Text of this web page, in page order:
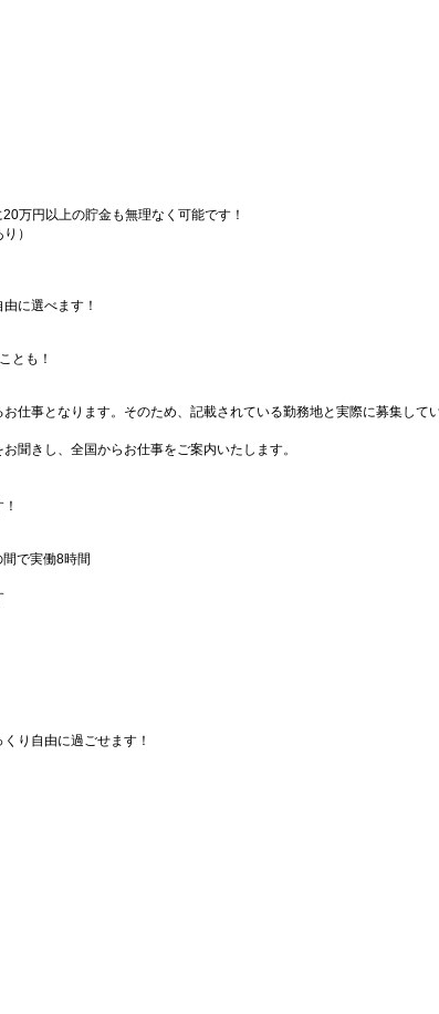
万円以上の貯金も無理なく可能です！
）
に選べます！
とも！
仕事となります。そのため、記載されている勤務地と実際に募集して
聞きし、全国からお仕事をご案内いたします。
間で実働8時間
り自由に過ごせます！